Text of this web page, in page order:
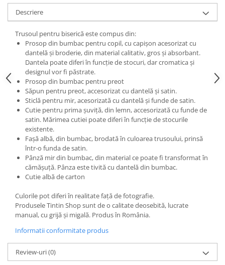
Descriere
Trusoul pentru biserică este compus din:
Prosop din bumbac pentru copil, cu capișon acesorizat cu
dantelă și broderie, din material calitativ, gros și absorbant.
Dantela poate diferi în funcție de stocuri, dar cromatica și
designul vor fi păstrate.
Prosop din bumbac pentru preot
Săpun pentru preot, accesorizat cu dantelă și satin.
Sticlă pentru mir, acesorizată cu dantelă și funde de satin.
Cutie pentru prima șuviță, din lemn, accesorizată cu funde de
satin. Mărimea cutiei poate diferi în funcție de stocurile
existente.
Fașă albă, din bumbac, brodată în culoarea trusoului, prinsă
într-o funda de satin.
Pânză mir din bumbac, din material ce poate fi transformat în
cămășuță. Pânza este tivită cu dantelă din bumbac.
Cutie albă de carton
Culorile pot diferi în realitate față de fotografie.
Produsele Tintin Shop sunt de o calitate deosebită, lucrate
manual, cu grijă și migală. Produs în România.
Informatii conformitate produs
Review-uri(0)